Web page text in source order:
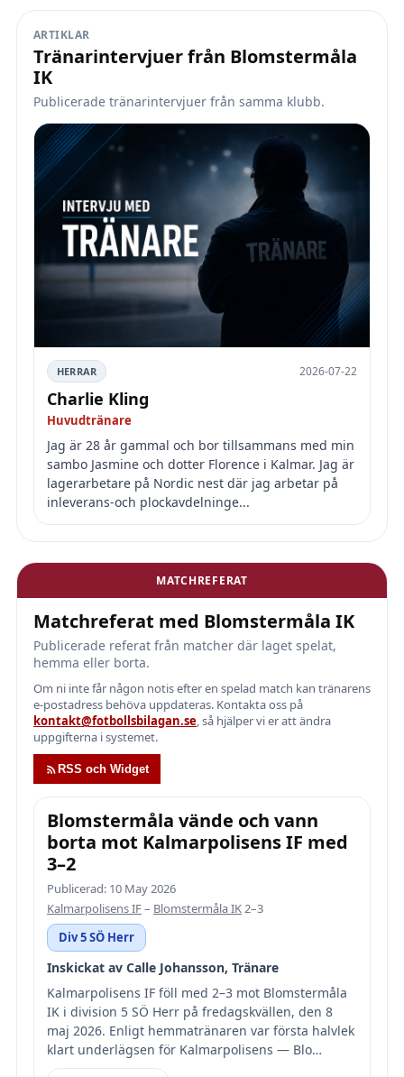
ARTIKLAR
Tränarintervjuer från Blomstermåla
IK
Publicerade tränarintervjuer från samma klubb.
HERRAR 2026-07-22
Charlie Kling
Huvudtränare
Jag är 28 år gammal och bor tillsammans med min
sambo Jasmine och dotter Florence i Kalmar. Jag är
lagerarbetare på Nordic nest där jag arbetar på
inleverans-och plockavdelninge...
MATCHREFERAT
Matchreferat med Blomstermåla IK
Publicerade referat från matcher där laget spelat,
hemma eller borta.
Om ni inte får någon notis efter en spelad match kan tränarens
e-postadress behöva uppdateras. Kontakta oss på
kontakt@fotbollsbilagan.se, så hjälper vi er att ändra
uppgifterna i systemet.
RSS och Widget
Blomstermåla vände och vann
borta mot Kalmarpolisens IF med
3–2
Publicerad: 10 May 2026
Kalmarpolisens IF– Blomstermåla IK2–3
Div 5 SÖ Herr
Inskickat av Calle Johansson, Tränare
Kalmarpolisens IF föll med 2–3 mot Blomstermåla
IK i division 5 SÖ Herr på fredagskvällen, den 8
maj 2026. Enligt hemmatränaren var första halvlek
klart underlägsen för Kalmarpolisens — Blo…